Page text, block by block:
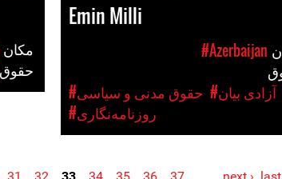
Emin Milli
#Azerbaijan
#حقوق مدنی و سیاسی
#آزادی بیان
#روزنامه‌نگاری